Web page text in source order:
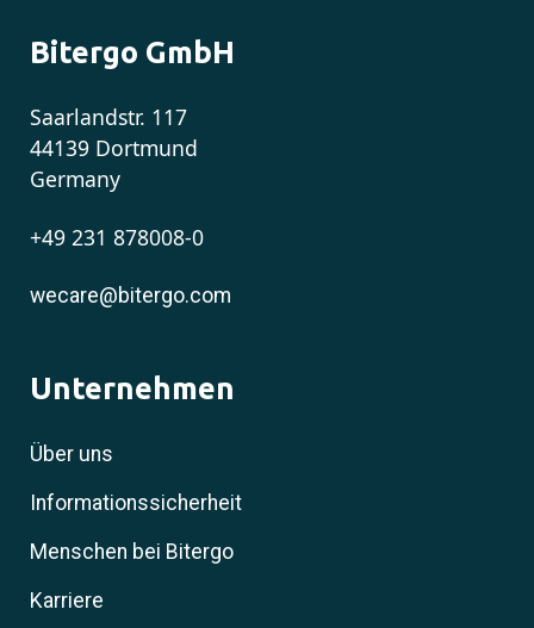
Bitergo GmbH
Saarlandstr. 117
44139 Dortmund
Germany
+49 231 878008-0
wecare@bitergo.com
Unternehmen
Über uns
Informationssicherheit
Menschen bei Bitergo
Karriere